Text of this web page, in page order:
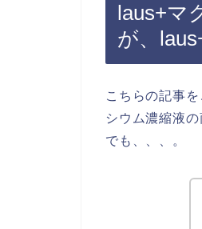
laus+マ
が、
こちらの記事
シウム濃縮液
でも、、、。